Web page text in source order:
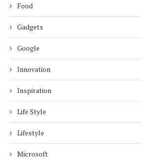
Food
Gadgets
Google
Innovation
Inspiration
Life Style
Lifestyle
Microsoft